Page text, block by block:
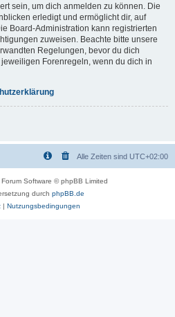
sein, um dich anmelden zu können. Die
erledigt und ermöglicht dir, auf
Board-Administration kann registrierten
zuweisen. Beachte bitte unsere
Regelungen, bevor du dich
Forenregeln, wenn du dich in
Alle Zeiten sind UTC+02:00
Software © phpBB Limited
durch phpBB.de
| Nutzungsbedingungen